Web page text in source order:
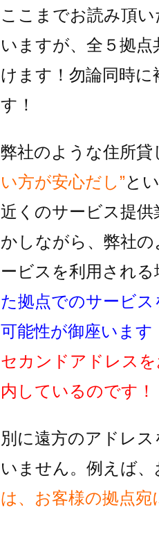
ここまでお読み頂
いますが、全５拠点
けます！ 勿論同時
す！
弊社のような住所貸
い方が安心だし”と
近くのサービス提
かしながら、 弊社
ービスを利用される
た拠点でのサービス
可能性が御座います
セカンドアドレス
内しているのです！
別に遠方のアドレ
いません。例えば
は、お客様の拠点宛